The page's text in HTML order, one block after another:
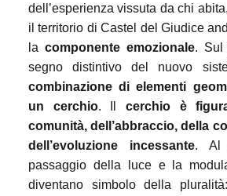
dell’esperienza vissuta da chi
il territorio di Castel del Giudice
la componente emozionale. Sul
segno distintivo del nuovo
combinazione di elementi
un cerchio. Il cerchio è
comunità, dell’abbraccio, della
dell’evoluzione incessante. Al
passaggio della luce e la
diventano simbolo della